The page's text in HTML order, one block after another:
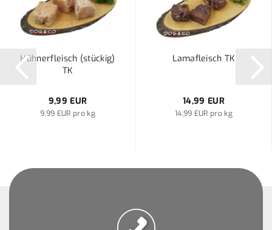
Hühnerfleisch (stückig)
TK
9,99 EUR
9,99 EUR pro kg
Lamafleisch TK
14,99 EUR
14,99 EUR pro kg